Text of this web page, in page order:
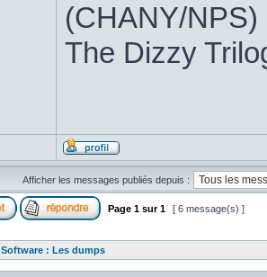
(CHANY/
The Dizzy
Afficher les messages publiés depuis :
Page 1 sur1 [ 6 message(s) ]
Software : Les dumps